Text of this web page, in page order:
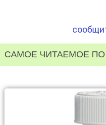
САМОЕ ЧИТАЕМОЕ